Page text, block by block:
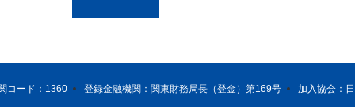
コード：1360 登録金融機関：関東財務局長（登金）第169号 加入協会：